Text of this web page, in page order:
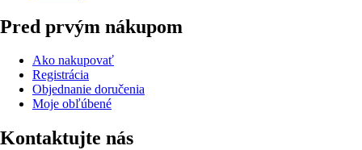
Pred prvým nákupom
Ako nakupovať
Registrácia
Objednanie doručenia
Moje obľúbené
Kontaktujte nás